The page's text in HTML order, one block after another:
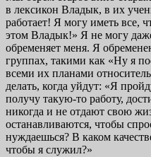
в лексикон Владык, в их
работает! Я могу иметь все,
этом Владык!» Я не могу
обременяет меня. Я
группах, такими как «Ну я
всеми их планами
делать, когда уйдут: «Я
получу такую-то работу,
никогда и не отдают свою
останавливаются, чтобы
нуждаешься? В каком
чтобы я служил?»